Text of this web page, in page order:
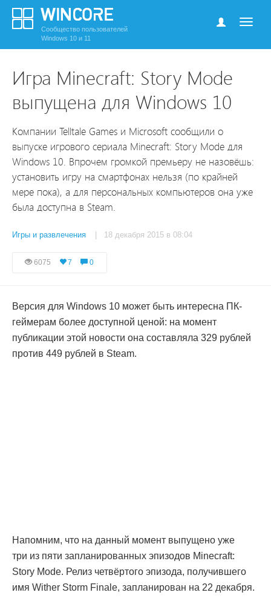
Сообщество пользователей
Windows 10 и 11
Игра Minecraft: Story Mode
выпущена для Windows 10
Компании Telltale Games и Microsoft сообщили о
выпуске игрового сериала Minecraft: Story Mode для
Windows 10. Впрочем громкой премьеру не назовёшь:
установить игру на смартфонах нельзя (по крайней
мере пока), а для персональных компьютеров она уже
была доступна в Steam.
Игры и развлечения | 18 декабря 2015 в 08:04
6075 7 0
Версия для Windows 10 может быть интересна ПК-
геймерам более доступной ценой: на момент
публикации этой новости она составляла 329 рублей
против 449 рублей в Steam.
Напомним, что на данный момент выпущено уже
три из пяти запланированных эпизодов Minecraft:
Story Mode. Релиз четвёртого эпизода, получившего
имя Wither Storm Finale, запланирован на 22 декабря.